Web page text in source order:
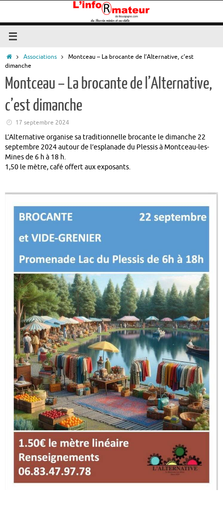
contenu
Accueil
Associations
Montceau – La brocante de l’Alternative, c’est
dimanche
Montceau – La brocante de l’Alternative,
c’est dimanche
17 septembre 2024
L’Alternative organise sa traditionnelle brocante le dimanche 22
septembre 2024 autour de l’esplanade du Plessis à Montceau-les-
Mines de 6 h à 18 h.
1,50 le mètre, café offert aux exposants.